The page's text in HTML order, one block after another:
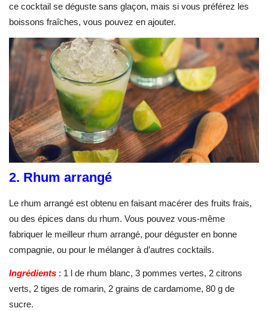
ce cocktail se déguste sans glaçon, mais si vous préférez les
boissons fraîches, vous pouvez en ajouter.
2. Rhum arrangé
Le rhum arrangé est obtenu en faisant macérer des fruits frais,
ou des épices dans du rhum. Vous pouvez vous-même
fabriquer le meilleur rhum arrangé, pour déguster en bonne
compagnie, ou pour le mélanger à d’autres cocktails.
Ingrédients : 1 l de rhum blanc, 3 pommes vertes, 2 citrons
verts, 2 tiges de romarin, 2 grains de cardamome, 80 g de
sucre.